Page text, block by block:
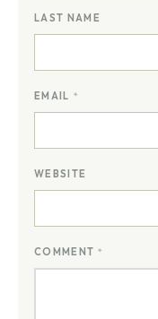
LAST NAME
EMAIL *
WEBSITE
COMMENT *